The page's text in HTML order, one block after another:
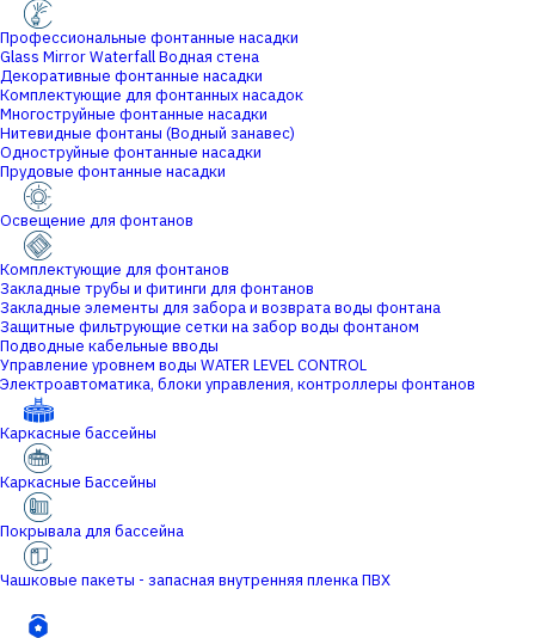
Профессиональные фонтанные насадки
Glass Mirror Waterfall Водная стена
Декоративные фонтанные насадки
Комплектующие для фонтанных насадок
Многоструйные фонтанные насадки
Нитевидные фонтаны (Водный занавес)
Одноструйные фонтанные насадки
Прудовые фонтанные насадки
Освещение для фонтанов
Комплектующие для фонтанов
Закладные трубы и фитинги для фонтанов
Закладные элементы для забора и возврата воды фонтана
Защитные фильтрующие сетки на забор воды фонтаном
Подводные кабельные вводы
Управление уровнем воды WATER LEVEL CONTROL
Электроавтоматика, блоки управления, контроллеры фонтанов
Каркасные бассейны
Каркасные Бассейны
Покрывала для бассейна
Чашковые пакеты - запасная внутренняя пленка ПВХ